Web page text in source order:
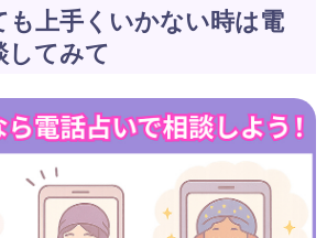
も上手くいかない時は電
してみて